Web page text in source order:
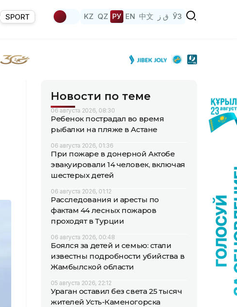
SPORT KZ QZ РУ EN 中文 ق ز ЎЗ
Новости по теме
06 августа 2026, 08:30
Ребенок пострадал во время
рыбалки на пляже в Астане
06 августа 2026, 01:36
При пожаре в донерной Актобе
эвакуировали 14 человек, включая
шестерых детей
06 августа 2026, 01:12
Расследования и аресты по
фактам 44 лесных пожаров
проходят в Турции
06 августа 2026, 00:48
Боялся за детей и семью: стали
известны подробности убийства в
Жамбылской области
05 августа 2026, 22:12
Ураган оставил без света 25 тысяч
жителей Усть-Каменогорска